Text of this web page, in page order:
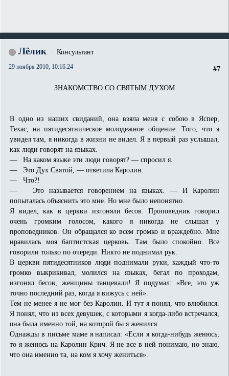
Лёлик Консультант
#7
29 ноября 2010, 10:16:24
ЗНАКОМСТВО СО СВЯТЫМ ДУХОМ
В одно из наших свиданий, она взяла меня с собою в Яспер,
Техас, на пятидесятническое молодежное общение. Того, что я
увидел там, я никогда в жизни не видел. Я в первый раз услышал,
как люди говорят на языках.
— На каком языке эти люди говорят? — спросил я.
— Это Дух Святой, — ответила Каролин.
— Что?!
— Это называется говорением на языках. — И Каролин
попыталась объяснить это мне. Но мне было непонятно.
Я видел, как в церкви изгоняли бесов. Проповедник говорил
очень громким голосом, какого я никогда не слышал у
проповедников. Он обращался ко всем громко и враждебно. Мне
нравилась моя баптистская церковь. Там было спокойно. Все
говорили только по очереди. Никто не поднимал рук.
В церкви пятидесятников люди поднимали руки, каждый что-то
громко выкрикивал, молился на языках, бегал по проходам,
изгонял бесов, женщины танцевали! Я подумал: «Все, это уж
точно последний раз, когда я вижусь с ней».
Тем не менее я не мог без Каролин. И тут я понял, что влюбился.
Я понял, что из всех девушек, с которыми я когда-либо встречался,
она была именно той, на которой бы я женился.
Однажды в письме маме я написал: «Если я когда-нибудь женюсь,
то я женюсь на Каролин Крич. Я не все в ней понимаю, но знаю,
что она именно та, на ком я хочу жениться».